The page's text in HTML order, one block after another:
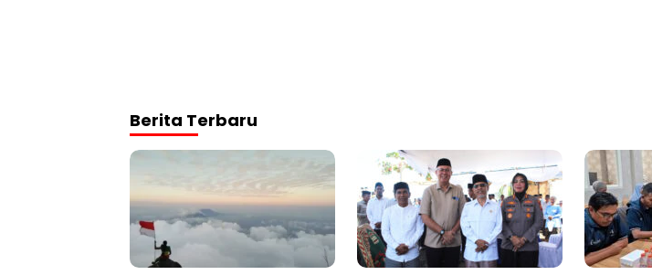
Berita Terbaru